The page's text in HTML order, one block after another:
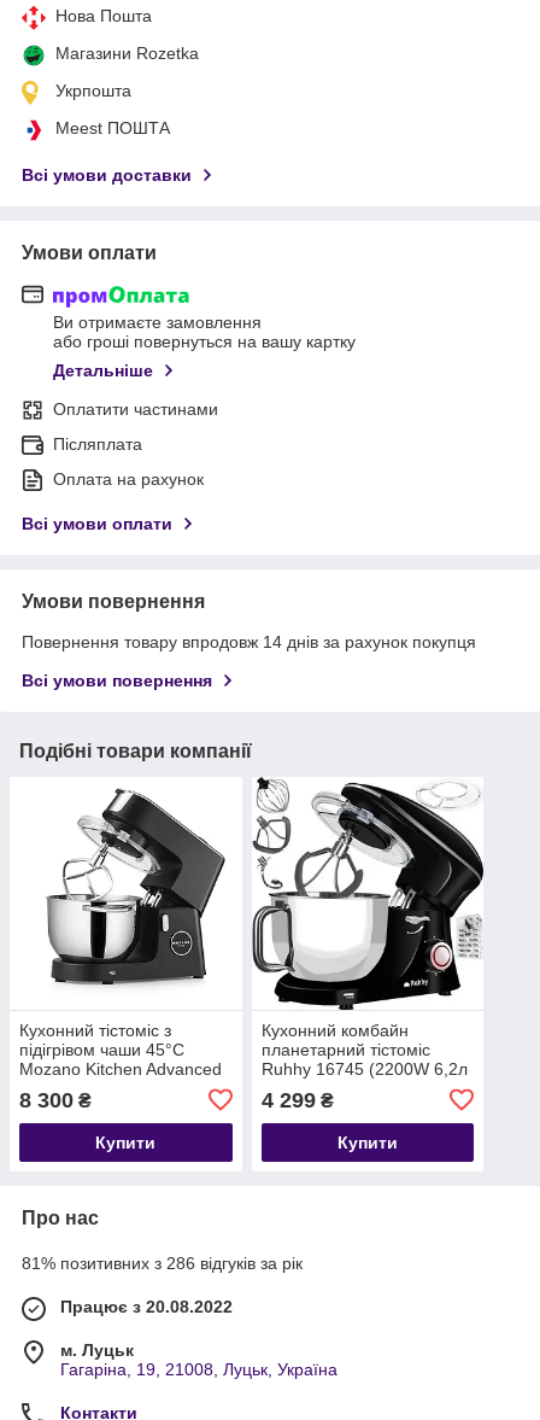
Нова Пошта
Магазини Rozetka
Укрпошта
Meest ПОШТА
Всі умови доставки
Умови оплати
Ви отримаєте замовлення
або гроші повернуться на вашу картку
Детальніше
Оплатити частинами
Післяплата
Оплата на рахунок
Всі умови оплати
Умови повернення
Повернення товару впродовж 14 днів за рахунок покупця
Всі умови повернення
Подібні товари компанії
Кухонний тістоміс з
підігрівом чаши 45°C
Mozano Kitchen Advanced
8 300 ₴
Купити
Кухонний комбайн
планетарний тістоміс
Ruhhy 16745 (2200W 6,2л
4 299₴
Купити
Про нас
81% позитивних з 286 відгуків за рік
Працює з 20.08.2022
м. Луцьк
Гагаріна, 19, 21008, Луцьк, Україна
Контакти